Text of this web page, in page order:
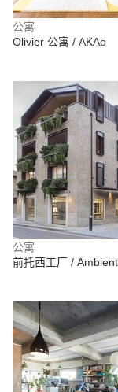
公寓
Olivier 公寓 / AKAo
公寓
前托西工厂 /